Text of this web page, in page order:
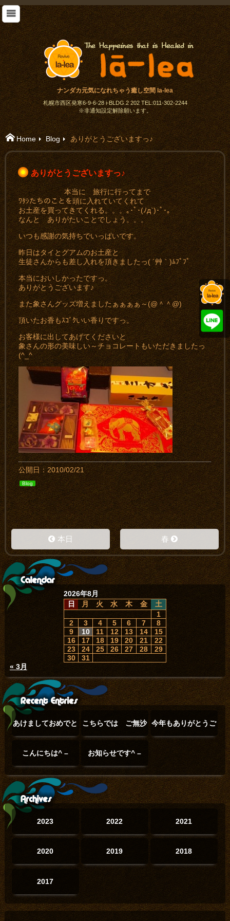
ナンダカ元気になれちゃう癒し空間 la-lea
札幌市西区発寒6-9-6-28 i-BLDG.2 202 TEL:011-302-2244
※非通知設定解除願います。
Home Blog ありがとうございますっ♪
ありがとうございますっ♪
本当に 旅行に行ってまで
ﾜﾀｼたちのことを頭に入れていてくれて
お土産を買ってきてくれる。。。｡･ﾟ･(ﾉд`)･ﾟ･｡
なんと ありがたいことでしょう。。。
いつも感謝の気持ちでいっぱいです。
昨日はタイとグアムのお土産と
生徒さんからも差し入れを頂きましたっ( ´艸｀)ﾑﾌﾟﾌﾟ
本当においしかったですっ。
ありがとうございます♪
また象さんグッズ増えましたぁぁぁぁ～(@＾＾@)
頂いたお香もｽｺﾞｸいい香りですっ。
お客様に出してあげてくださいと
象さんの形の美味しい～チョコレートもいただきましたっ
(^_^
公開日：2010/02/21
Blog
本日 春
2026年8月
日
月 火 水 木 金
土
1
2
3 4 5 6 7
8
9
10 11 12 13 14
15
16
17 18 19 20 21
22
23
24 25 26 27 28
29
30
31
« 3月
あけましておめでと
うございます(°▽°)
(01/01)
こちらでは ご無沙
汰でした(°▽°)
(12/23)
今年もありがとうご
(12/31)
こんにちは^ –
^(06/20)
お知らせです^ –
^(06/02)
2023 2022 2021
2020 2019 2018
2017